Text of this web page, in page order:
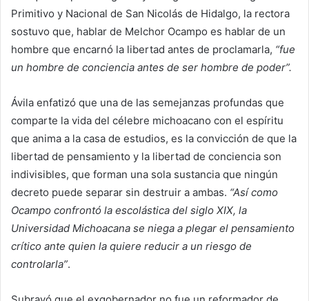
Primitivo y Nacional de San Nicolás de Hidalgo, la rectora
sostuvo que, hablar de Melchor Ocampo es hablar de un
hombre que encarnó la libertad antes de proclamarla, “fue
un hombre de conciencia antes de ser hombre de poder”.
Ávila enfatizó que una de las semejanzas profundas que
comparte la vida del célebre michoacano con el espíritu
que anima a la casa de estudios, es la convicción de que la
libertad de pensamiento y la libertad de conciencia son
indivisibles, que forman una sola sustancia que ningún
decreto puede separar sin destruir a ambas. “Así como
Ocampo confrontó la escolástica del siglo XIX, la
Universidad Michoacana se niega a plegar el pensamiento
crítico ante quien la quiere reducir a un riesgo de
controlarla”.